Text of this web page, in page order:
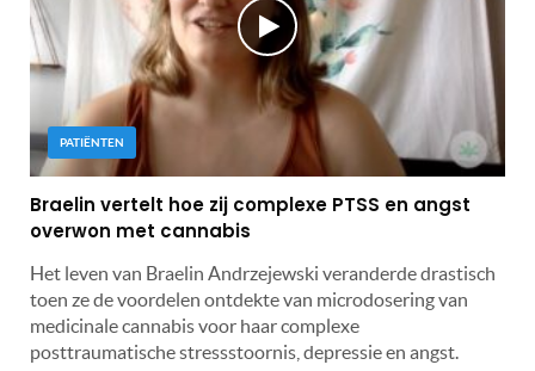
PATIËNTEN
Braelin vertelt hoe zij complexe PTSS en angst
overwon met cannabis
Het leven van Braelin Andrzejewski veranderde drastisch
toen ze de voordelen ontdekte van microdosering van
medicinale cannabis voor haar complexe
posttraumatische stressstoornis, depressie en angst.